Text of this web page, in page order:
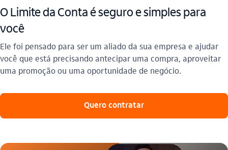
O Limite da Conta é seguro e simples para
você
Ele foi pensado para ser um aliado da sua empresa e ajudar
você que está precisando antecipar uma compra, aproveitar
uma promoção ou uma oportunidade de negócio.
Quero contratar